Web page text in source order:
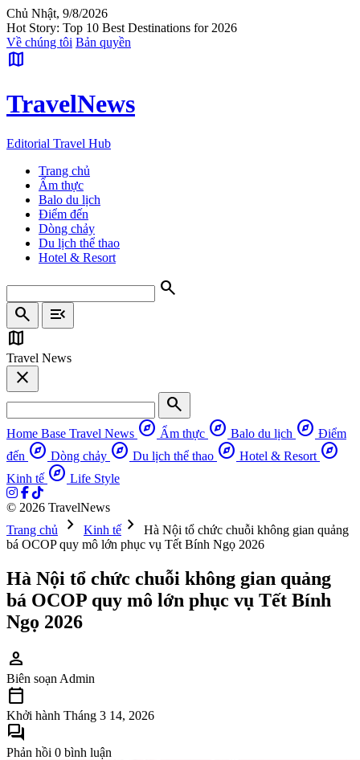
Chủ Nhật, 9/8/2026
Hot Story: Top 10 Best Destinations for 2026
Về chúng tôi Bản quyền
map
TravelNews
Editorial Travel Hub
Trang chủ
Ẩm thực
Balo du lịch
Điểm đến
Dòng chảy
Du lịch thể thao
Hotel & Resort
search
search
menu_open
map
Travel News
close
search
Home Base Travel News explore Ẩm thực explore Balo du lịch explore Điểm
đến explore Dòng chảy explore Du lịch thể thao explore Hotel & Resort explore
Kinh tế explore Life Style
© 2026 TravelNews
Trang chủ
chevron_right Kinh tếchevron_right
Hà Nội tổ chức chuỗi không gian quảng
bá OCOP quy mô lớn phục vụ Tết Bính Ngọ 2026
Hà Nội tổ chức chuỗi không gian quảng
bá OCOP quy mô lớn phục vụ Tết Bính
Ngọ 2026
person
Biên soạn Admin
calendar_today
Khởi hành Tháng 3 14, 2026
forum
Phản hồi 0 bình luận